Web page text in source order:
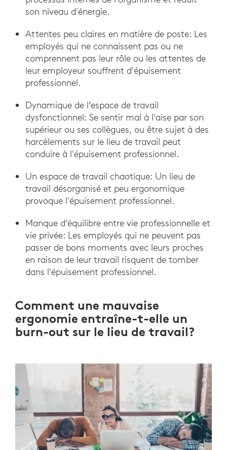
son niveau d'énergie.
Attentes peu claires en matière de poste: Les
employés qui ne connaissent pas ou ne
comprennent pas leur rôle ou les attentes de
leur employeur souffrent d'épuisement
professionnel.
Dynamique de l’espace de travail
dysfonctionnel: Se sentir mal à l'aise par son
supérieur ou ses collègues, ou être sujet à des
harcèlements sur le lieu de travail peut
conduire à l'épuisement professionnel.
Un espace de travail chaotique: Un lieu de
travail désorganisé et peu ergonomique
provoque l'épuisement professionnel.
Manque d’équilibre entre vie professionnelle et
vie privée: Les employés qui ne peuvent pas
passer de bons moments avec leurs proches
en raison de leur travail risquent de tomber
dans l'épuisement professionnel.
Comment une mauvaise
ergonomie entraîne-t-elle un
burn-out sur le lieu de travail?